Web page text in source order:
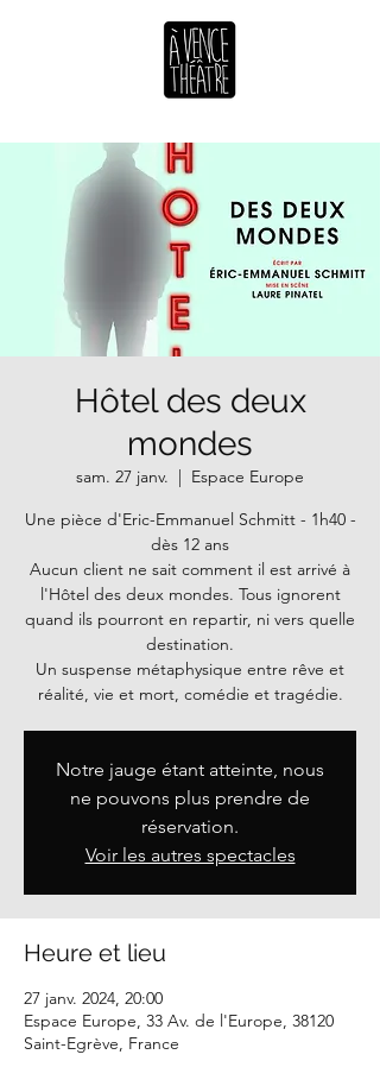
Hôtel des deux
mondes
sam. 27 janv.
  |
Espace Europe
Une pièce d'Eric-Emmanuel Schmitt - 1h40 -
dès 12 ans
Aucun client ne sait comment il est arrivé à
l'Hôtel des deux mondes. Tous ignorent
quand ils pourront en repartir, ni vers quelle
destination.
Un suspense métaphysique entre rêve et
réalité, vie et mort, comédie et tragédie.
Notre jauge étant atteinte, nous
ne pouvons plus prendre de
réservation.
Voir les autres spectacles
Heure et lieu
27 janv. 2024, 20:00
Espace Europe, 33 Av. de l'Europe, 38120
Saint-Egrève, France